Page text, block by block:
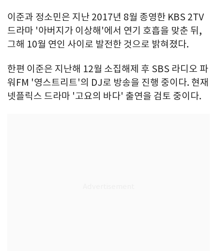
이준과 정소민은 지난 2017년 8월 종영한 KBS 2TV
드라마 '아버지가 이상해'에서 연기 호흡을 맞춘 뒤,
그해 10월 연인 사이로 발전한 것으로 밝혀졌다.
한편 이준은 지난해 12월 소집해제 후 SBS 라디오 파
워FM '영스트리트'의 DJ로 방송을 진행 중이다. 현재
넷플릭스 드라마 '고요의 바다' 출연을 검토 중이다.